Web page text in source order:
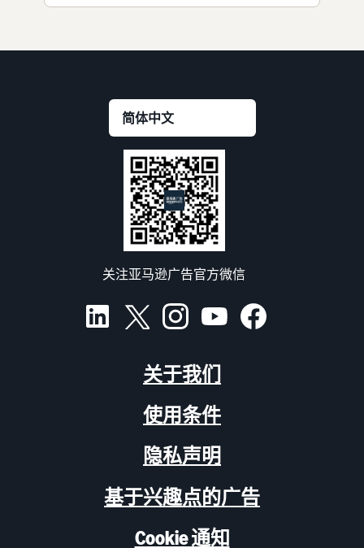
关注亚马逊广告官方微信
关于我们
使用条件
隐私声明
基于兴趣点的广告
Cookie 通知